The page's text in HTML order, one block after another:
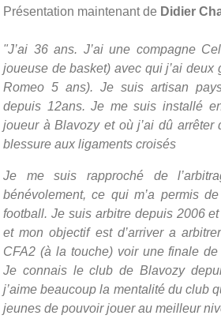
Présentation maintenant de Didier
"J’ai 36 ans. J’ai une compagne
joueuse de basket) avec qui j’ai deux
Romeo 5 ans). Je suis artisan
depuis 12ans. Je me suis installé
joueur à Blavozy et où j’ai dû arrêter
blessure aux ligaments croisés
Je me suis rapproché de
bénévolement, ce qui m’a permis
football. Je suis arbitre depuis 2006
et mon objectif est d’arriver a
CFA2 (à la touche) voir une finale
Je connais le club de Blavozy
j’aime beaucoup la mentalité du club
jeunes de pouvoir jouer au meilleur